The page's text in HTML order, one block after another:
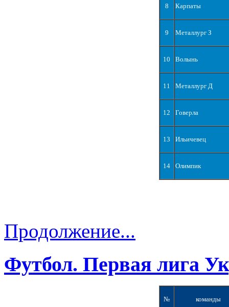
8 Карпаты
9 Металлург З
10 Волынь
11 Металлург Д
12 Говерла
13 Ильичевец
14 Олимпик
Продолжение...
Футбол. Первая лига
№ команды